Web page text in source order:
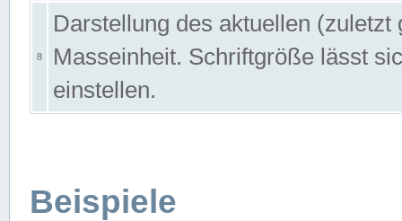
8
Darstellung des aktuellen
Masseinheit. Schriftgröße lässt
einstellen.
Beispiele